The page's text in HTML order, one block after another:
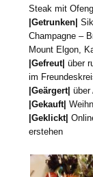
Steak mit
|Getrunken|
Champagne –
Mount Elgon,
|Gefreut|über
im
|Geärgert| über
|Gekauft|
|Geklickt|
erstehen